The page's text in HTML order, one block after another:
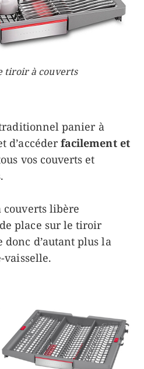
tiroir à couverts
panier à
d’accéderfacilement et
vos couverts et
couverts libère
place sur le tiroir
d’autant plus la
vaisselle.